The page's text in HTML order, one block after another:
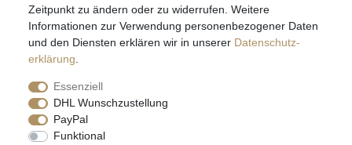
Zeitpunkt zu ändern oder zu widerrufen. Weitere
Informationen zur Verwendung personenbezogener Daten
und den Diensten erklären wir in unserer Daten­schutz­
erklärung
Essenziell
DHL Wunschzustellung
PayPal
Funktional
E-MAIL **
Hiermit bestätige ich, dass ich die